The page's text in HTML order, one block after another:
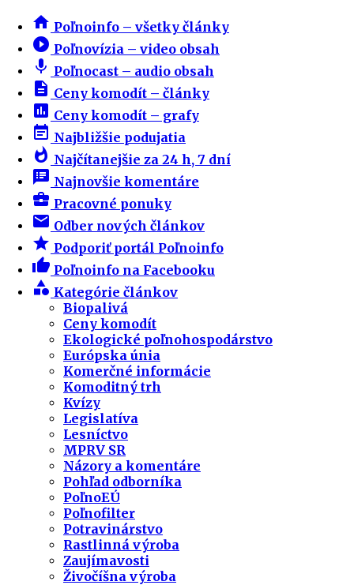
home Poľnoinfo – všetky články
play_circle_filled Poľnovízia – video obsah
mic Poľnocast – audio obsah
description Ceny komodít – články
insert_chart Ceny komodít – grafy
event_note Najbližšie podujatia
whatshot Najčítanejšie za 24 h, 7 dní
speaker_notes Najnovšie komentáre
business_center Pracovné ponuky
email Odber nových článkov
star Podporiť portál Poľnoinfo
thumb_up Poľnoinfo na Facebooku
category Kategórie článkov
Biopalivá
Ceny komodít
Ekologické poľnohospodárstvo
Európska únia
Komerčné informácie
Komoditný trh
Kvízy
Legislatíva
Lesníctvo
MPRV SR
Názory a komentáre
Pohľad odborníka
PoľnoEÚ
Poľnofilter
Potravinárstvo
Rastlinná výroba
Zaujímavosti
Živočíšna výroba